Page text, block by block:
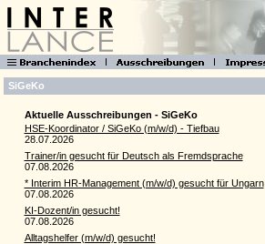
SiGeKo
Aktuelle Ausschreibungen - SiGeKo
HSE-Koordinator / SiGeKo (m/w/d) - Tiefbau
28.07.2026
Trainer/in gesucht für Deutsch als Fremdsprache
07.08.2026
* Interim HR-Manage­ment (m/w/d) gesucht für Ungarn
07.08.2026
KI-Dozent/in gesucht!
07.08.2026
Alltagshelfer (m/w/d) gesucht!